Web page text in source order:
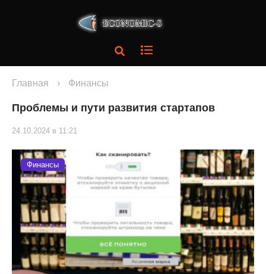
Главная › Финансы
Проблемы и пути развития стартапов
24.10.2024 в 11:21
Финансы